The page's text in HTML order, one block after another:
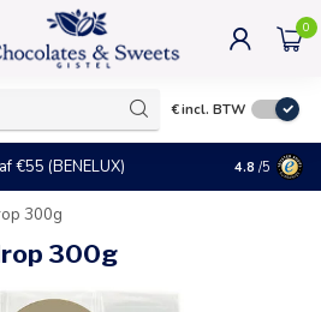
0
€incl. BTW
€55 (BENELUX) +25°C =
4.8 /5
300g
300g